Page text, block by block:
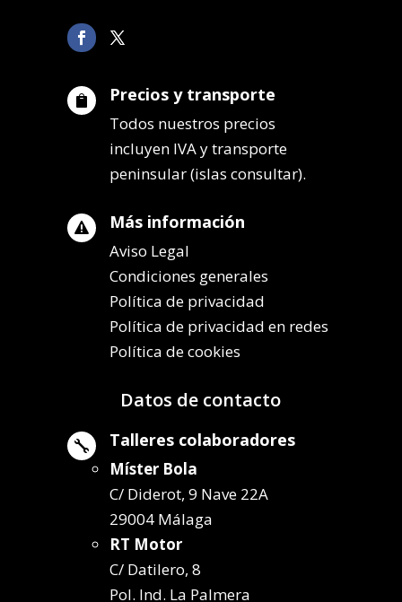
 Precios y transporte
Todos nuestros precios
incluyen IVA y transporte
peninsular (islas consultar).
 Más información
Aviso Legal
Condiciones generales
Política de privacidad
Política de privacidad en redes
Política de cookies
Datos de contacto
 Talleres colaboradores
Míster Bola
C/ Diderot, 9 Nave 22A
29004 Málaga
RT Motor
C/ Datilero, 8
Pol. Ind. La Palmera